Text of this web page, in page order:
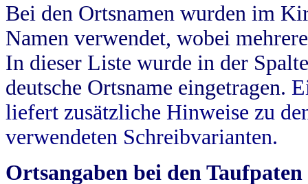
Bei den Ortsnamen wurden im
Namen verwendet, wobei
In dieser Liste wurde in der
deutsche Ortsname eingetragen.
liefert zusätzliche Hinweise zu
verwendeten Schreibvarianten.
Ortsangaben bei den Taufpaten